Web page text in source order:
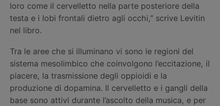
loro come il cervelletto nella parte posteriore della
testa e i lobi frontali dietro agli occhi,” scrive Levitin
nel libro.
Tra le aree che si illuminano vi sono le regioni del
sistema mesolimbico che coinvolgono l’eccitazione, il
piacere, la trasmissione degli oppioidi e la
produzione di dopamina. Il cervelletto e i gangli della
base sono attivi durante l’ascolto della musica, e per